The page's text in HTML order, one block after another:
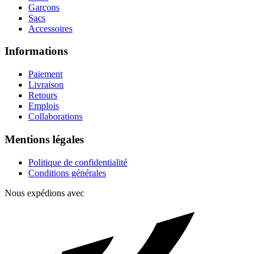
Garçons
Sacs
Accessoires
Informations
Paiement
Livraison
Retours
Emplois
Collaborations
Mentions légales
Politique de confidentialité
Conditions générales
Nous expédions avec